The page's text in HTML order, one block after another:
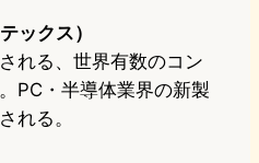
ックス）
れる、世界有数のコン
PC・半導体業界の新製
れる。